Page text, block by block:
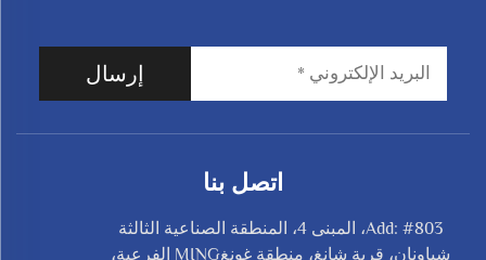
إرسال
اتصل بنا
Add: #803، المبنى 4، المنطقة الصناعية الثالثة
شياونان، قرية شانغ، منطقة غونغMING الفرعية،